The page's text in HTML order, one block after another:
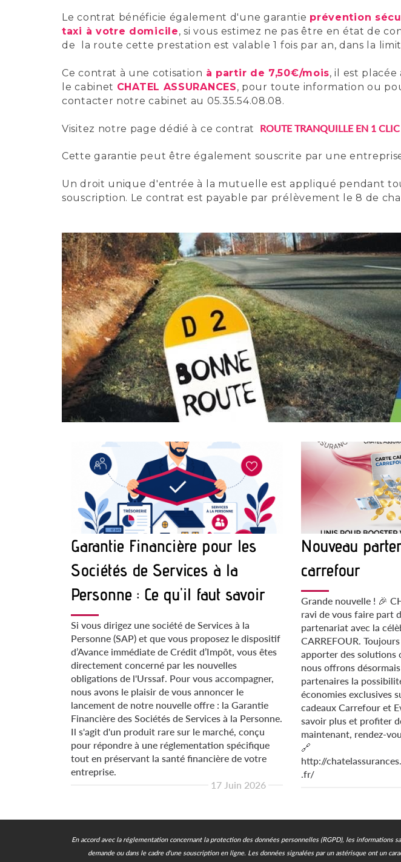
Le contrat bénéficie également d'une garantie prévention
taxi à votre domicile, si vous estimez ne pas être en état de
de la route cette prestation est valable 1 fois par an, dans la
Ce contrat à une cotisation à partir de 7,50€/mois, il est
le cabinet CHATEL ASSURANCES, pour toute information ou
contacter notre cabinet au 05.35.54.08.08.
Visitez notre page dédié à ce contrat ROUTE TRANQUILLE EN 1
Cette garantie peut être également souscrite par une
Un droit unique d'entrée à la mutuelle est appliqué pendant
souscription. Le contrat est payable par prélèvement le 8 de
Garantie Financière pour les
Sociétés de Services à la
Personne : Ce qu'il faut savoir
Si vous dirigez une société de Services à la
Personne (SAP) et que vous proposez le dispositif
d’Avance immédiate de Crédit d’Impôt, vous êtes
directement concerné par les nouvelles
obligations de l'Urssaf. Pour vous accompagner,
nous avons le plaisir de vous annoncer le
lancement de notre nouvelle offre : la Garantie
Financière des Sociétés de Services à la Personne.
Il s'agit d'un produit rare sur le marché, conçu
pour répondre à une réglementation spécifique
tout en préservant la santé financière de votre
entreprise.
17 Juin 2026
Nouveau
carrefour
Grande nouvelle ! 🎉
ravi de vous faire part
partenariat avec la
CARREFOUR.
apporter des solutions
nous offrons
partenaires la
économies exclusives
cadeaux Carrefour et
savoir plus et profiter
maintenant, rendez-
🔗
http://
.fr/
En accord avec la réglementation concernant la protection des données personnelles (RGPD), les
demande ou dans le cadre d'une souscription en ligne. Les données signalées par un astérisque ont un